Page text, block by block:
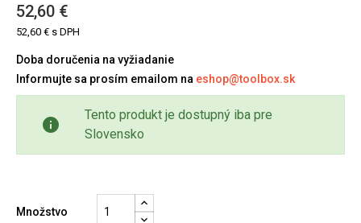
52,60 €
52,60 € s DPH
Doba doručenia na vyžiadanie
Informujte sa prosím emailom na eshop@toolbox.sk
info
Tento produkt je dostupný iba pre
Slovensko
Množstvo